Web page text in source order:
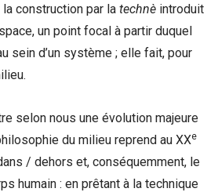
la construction par la technè introduit
un point focal à partir duquel
sein d’un système ; elle fait, pour
selon nous une évolution majeure
du milieu reprend au XXe
/ dehors et, conséquemment, le
humain : en prêtant à la technique